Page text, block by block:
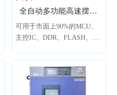
全自动多功能高速摆盘机
可用于市面上90%的MCU、
主控IC、DDR、FLASH、黑
上常用的黑盘或吸塑盘，自
动堆叠摆放，帮助封装测试
厂商解决一机多功能摆盘工